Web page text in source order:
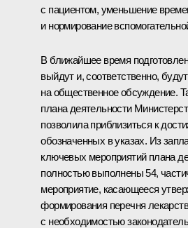
с пациентом, уменьшение
и нормирование
В ближайшее время
выйдут и, соответственно,
на общественное обсуждение.
плана деятельности
позволила приблизиться к
обозначенных в указах. Из
ключевых мероприятий плана
полностью выполнены 54,
мероприятие, касающееся
формирования перечня
с необходимостью